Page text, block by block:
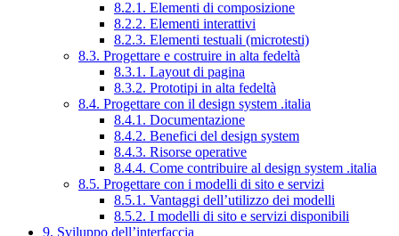
8.2.1. Elementi di composizione
8.2.2. Elementi interattivi
8.2.3. Elementi testuali (microtesti)
8.3. Progettare e costruire in alta fedeltà
8.3.1. Layout di pagina
8.3.2. Prototipi in alta fedeltà
8.4. Progettare con il design system .italia
8.4.1. Documentazione
8.4.2. Benefici del design system
8.4.3. Risorse operative
8.4.4. Come contribuire al design system .italia
8.5. Progettare con i modelli di sito e servizi
8.5.1. Vantaggi dell’utilizzo dei modelli
8.5.2. I modelli di sito e servizi disponibili
9. Sviluppo dell’interfaccia